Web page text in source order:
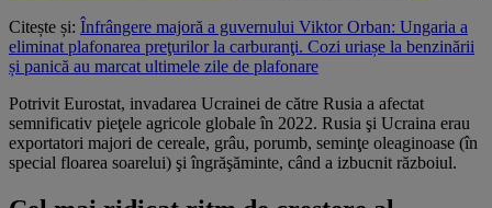
Citește și: Înfrângere majoră a guvernului Viktor Orban: Ungaria a
eliminat plafonarea preţurilor la carburanţi. Cozi uriașe la benzinării
și panică au marcat ultimele zile de plafonare
Potrivit Eurostat, invadarea Ucrainei de către Rusia a afectat
semnificativ pieţele agricole globale în 2022. Rusia şi Ucraina erau
exportatori majori de cereale, grâu, porumb, seminţe oleaginoase (în
special floarea soarelui) şi îngrăşăminte, când a izbucnit războiul.